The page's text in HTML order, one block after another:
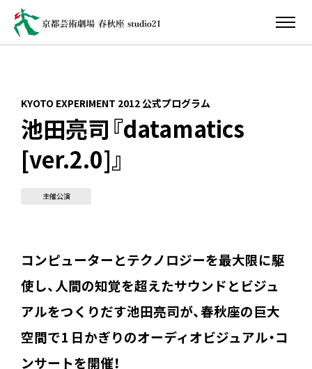
KYOTO EXPERIMENT 2012 公式プログラム
池田亮司『datamatics
[ver.2.0]』
主催公演
コンピューターとテクノロジーを最大限に駆
使し、人間の知覚を超えたサウンドとビジュ
アルをつくりだす池田亮司が、春秋座の巨大
空間で1 日かぎりのオーディオビジュアル・コ
ンサートを開催！